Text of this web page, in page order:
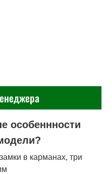
особеннности
в карманах, три